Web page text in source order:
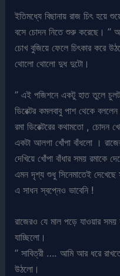
ইতিমধ্যে বিছানায় রাজ চিৎ হয়ে
বসে চোদন নিতে শুরু করেছে।
চোখ বুজিয়ে ফেলে চিৎকার করে
থোলো থোলো দুধ দুটো।
” এই পজিশনে একটু হাত তুলে
ডিরেক্টর কমলবাবু পাশ থেকে
রমা ডিরেক্টরের কথামতো , চোদন
একটা আলগা খোঁপা বাঁধলো ।
দেখিয়ে খোঁপা বাঁধার সময় রমাকে
এমন দৃশ্য শুধু সিনেমাতেই
এ সাধন স্বপ্নেও ভাবেনি !
রাজেরও যে মাল পড়ে যাওয়ার
যাচ্ছিলো।
” সাবিত্রী …. আমি আর ধরে
উঠলো।